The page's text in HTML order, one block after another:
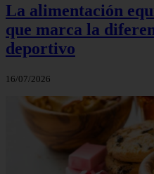
La alimentación
que marca la
deportivo
16/07/2026